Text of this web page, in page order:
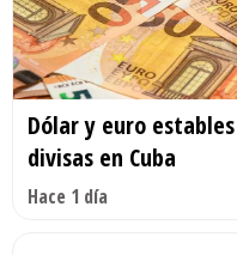
Dólar y euro
divisas en Cuba
Hace 1 día